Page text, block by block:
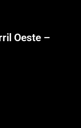
Oeste –